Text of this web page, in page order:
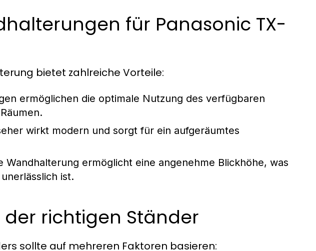
für Panasonic TX-
bietet zahlreiche Vorteile:
ermöglichen die optimale Nutzung des verfügbaren
wirkt modern und sorgt für ein aufgeräumtes
Wandhalterung ermöglicht eine angenehme Blickhöhe, was
ist.
der richtigen Ständer
sollte auf mehreren Faktoren basieren: